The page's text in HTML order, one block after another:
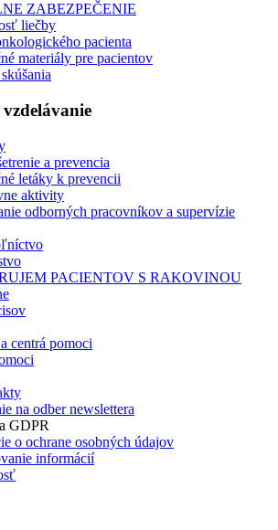
ZABEZPEČENIE
liečby
pacienta
materiály pre pacientov
a prevencia
letáky k prevencii
aktivity
odborných pracovníkov a supervízie
PACIENTOV S RAKOVINOU
centrá pomoci
na odber newslettera
GDPR
o ochrane osobných údajov
informácií